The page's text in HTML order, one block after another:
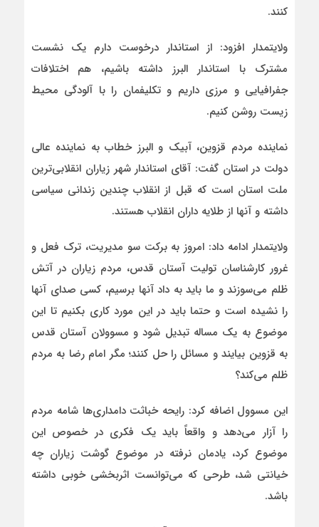
کنند.
ولایتمدار افزود: از استاندار درخوست دارم یک نشست
مشترک با استاندار البرز داشته باشیم، هم اختلافات
جفرافیایی و مرزی داریم و تکلیفمان را با آلودگی محیط
زیست روشن کنیم.
نماینده مردم قزوین، آبیک و البرز خطاب به نماینده عالی
دولت در استان گفت: آقای استاندار شهر زیاران انقلابی‌ترین
ملت استان است که قبل از انقلاب چندین زندانی سیاسی
داشته و آنها از طلایه داران انقلاب هستند.
ولایتمدار ادامه داد: امروز به برکت سو مدیریت، ترک فعل و
غرور کارشناسان تولیت آستان قدس، مردم زیاران در آتش
ظلم می‌سوزند و ما باید به داد آنها برسیم، کسی صدای آنها
را نشیده است و حتما باید در این مورد کاری بکنیم تا این
موضوع به یک مساله تبدیل شود و مسوولان آستان قدس
به قزوین بیایند و مسائل را حل کنند؛ مگر امام رضا به مردم
ظلم می‌کند؟
این مسوول اضافه کرد: رایحه خباثت دامداری‌ها شامه مردم
را آزار می‌دهد و واقعاً باید یک فکری در خصوص این
موضوع کرد، یادمان نرفته در موضوع گوشت زیاران چه
خیانتی شد، طرحی که می‌توانست اثربخشی خوبی داشته
باشد.